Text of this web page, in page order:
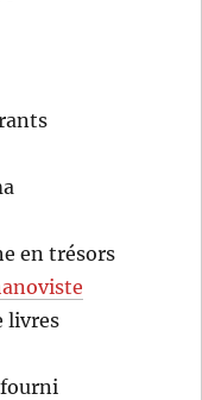
en trésors
livres